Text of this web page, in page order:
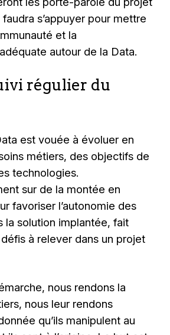
s’appuyer pour mettre
et la
autour de la Data.
régulier du
est vouée à évoluer en
métiers, des objectifs de
technologies.
sur de la montée en
favoriser l’autonomie des
la solution implantée, fait
à relever dans un projet
nous rendons la
nous leur rendons
qu’ils manipulent au